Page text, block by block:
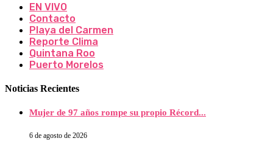
EN VIVO
Contacto
Playa del Carmen
Reporte Clima
Quintana Roo
Puerto Morelos
Noticias Recientes
Mujer de 97 años rompe su propio Récord...
6 de agosto de 2026